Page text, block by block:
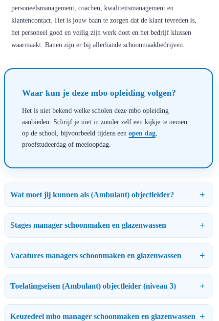
personeelsmanagement, coachen, kwaliteitsmanagement en
klantencontact. Het is jouw baan te zorgen dat de klant tevreden is,
het personeel goed en veilig zijn werk doet en het bedrijf klussen
waarmaakt. Banen zijn er bij allerhande schoonmaakbedrijven.
Waar kun je deze mbo opleiding volgen?
Het is niet bekend welke scholen deze mbo opleiding
aanbieden. Schrijf je niet in zonder zelf een kijkje te nemen
op de school, bijvoorbeeld tijdens een open dag
proefstudeerdag of meeloopdag.
Wat moet jij kunnen als (Ambulant) objectleider?
Stages manager schoonmaken en glazenwassen
Vacatures managers schoonmaken en glazenwassen
Toelatingseisen (Ambulant) objectleider (niveau 3)
Keuzedeel mbo manager schoonmaken en glazenwassen